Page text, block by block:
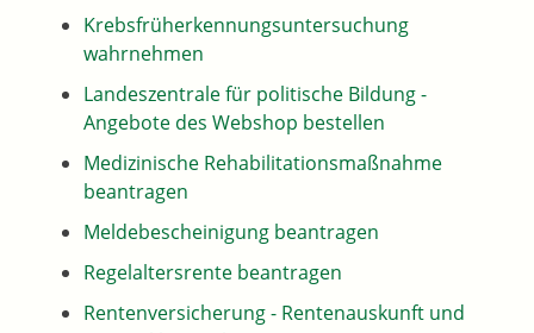
Krebsfrüherkennungsuntersuchung
wahrnehmen
Landeszentrale für politische Bildung -
Angebote des Webshop bestellen
Medizinische Rehabilitationsmaßnahme
beantragen
Meldebescheinigung beantragen
Regelaltersrente beantragen
Rentenversicherung - Rentenauskunft und